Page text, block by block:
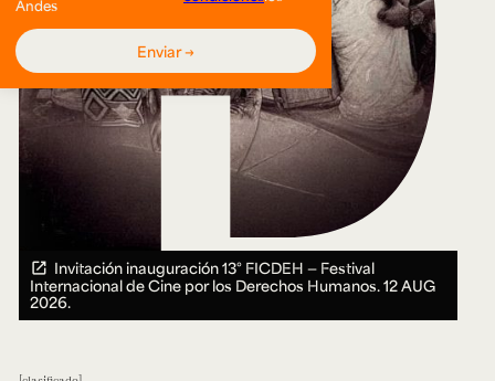
Invitación inauguración 13° FICDEH — Festival
Internacional de Cine por los Derechos Humanos.12 AUG
2026.